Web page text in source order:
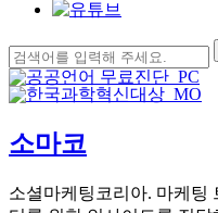
검
색:
소마코
소셜마케팅코리아. 마케팅